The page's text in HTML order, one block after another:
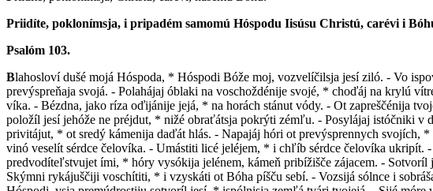
Priidíte, poklonímsja, i pripadém samomú Hóspodu Iisúsu Christú, carévi i
Psalóm 103.
Blahosloví dušé mojá Hóspoda, * Hóspodi Bóže moj, vozvelíčilsja jesí ziló. - Vo
prevýspreňaja svojá. - Polahájaj óblaki na voschoždénije svojé, * choďáj na krylú
víka. - Bézdna, jako ríza oďijánije jejá, * na horách stánut vódy. - Ot zapreščénija
položíl jesí jehóže ne préjdut, * nižé obraťátsja pokrýti zémľu. - Posylájaj istóčniki
privitájut, * ot sredý kámenija daďát hlás. - Napajáj hóri ot prevýsprennych
vinó veselít sérdce čelovíka. - Umástiti licé jeléjem, * i chľíb sérdce čelovíka
predvodíteľstvujet ími, * hóry vysókija jelénem, kámeň pribížišče zájacem. -
Skýmni rykájuščiji voschítiti, * i vzyskáti ot Bóha píšču sebí. - Vozsijá sólnce i